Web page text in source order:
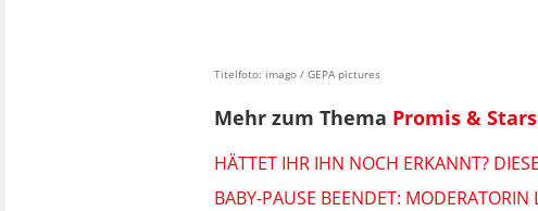
Titelfoto: imago / GEPA pictures
Mehr zum Thema Promis & Stars
HÄTTET IHR IHN NOCH ERKANNT?
BABY-PAUSE BEENDET: